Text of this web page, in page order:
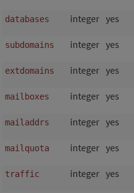
databases integer yes
subdomains integer yes
extdomains integer yes
mailboxes integer yes
mailaddrs integer yes
mailquota integer yes
traffic integer yes